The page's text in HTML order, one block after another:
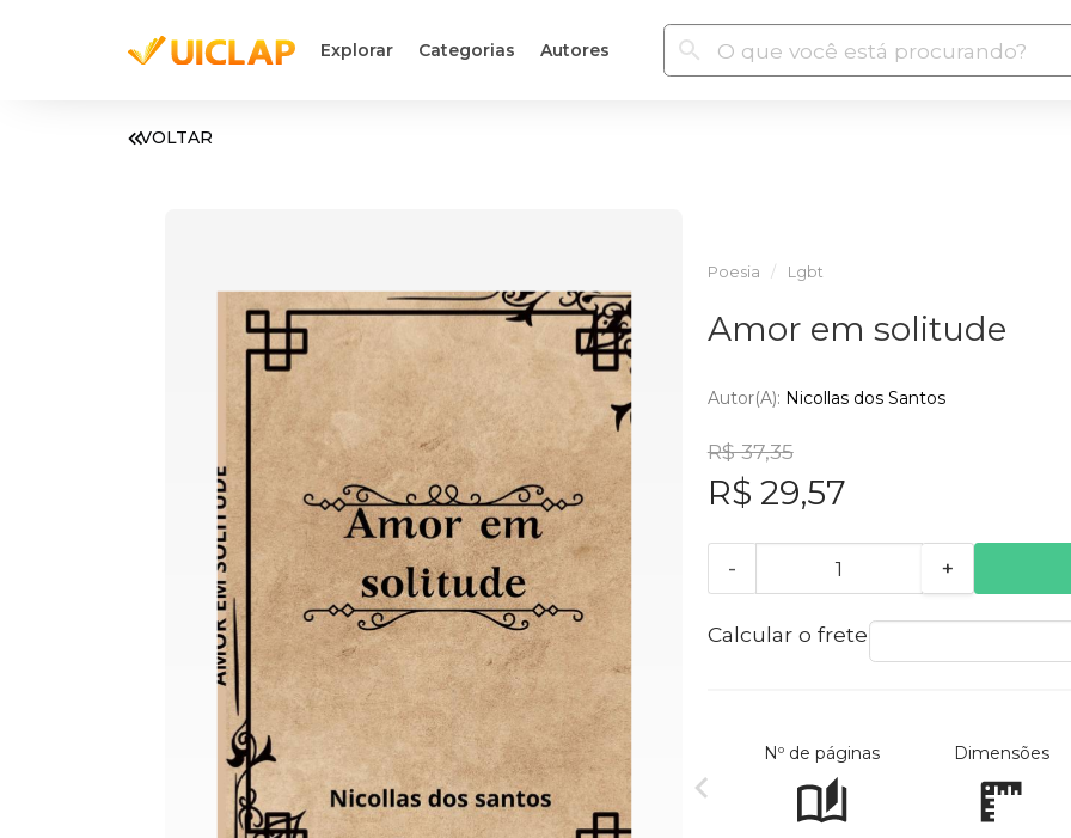
Explorar Categorias Autores
VOLTAR
Poesia Lgbt
Amor em solitude
Autor(a): Nicollas dos Santos
R$ 37,35
R$ 29,57
- +
Calcular o frete
Nº de páginas Dimensões